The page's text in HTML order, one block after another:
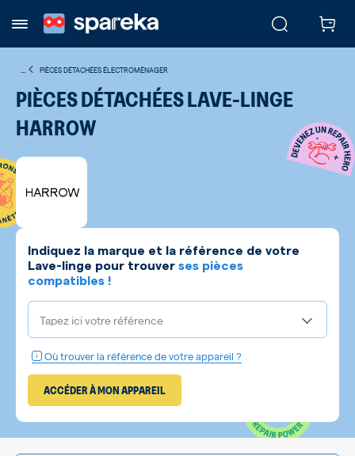
PIÈCES DÉTACHÉES ÉLECTROMÉNAGER
PIÈCES DÉTACHÉES LAVE-LINGE
HARROW
Indiquez la marque et la référence de votre
Lave-linge pour trouver ses pièces
compatibles !
Tapez ici votre référence
Où trouver la référence de votre appareil ?
ACCÉDER À MON APPAREIL